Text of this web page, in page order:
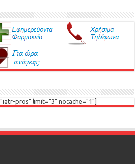
pros" limit="3" nocache="1"]